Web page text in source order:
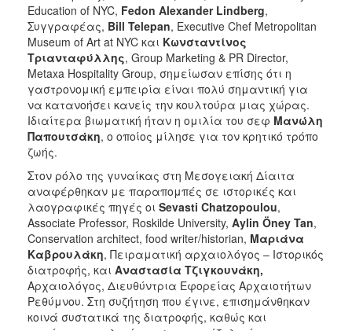
Education of NYC, Fedon Alexander Lindberg,
Συγγραφέας, Bill Telepan, Executive Chef Metropolitan
Museum of Art at NYC και Κωνσταντίνος
Τριανταφύλλης, Group Marketing & PR Director,
Metaxa Hospitality Group, σημείωσαν επίσης ότι η
γαστρονομική εμπειρία είναι πολύ σημαντική για
να κατανοήσει κανείς την κουλτούρα μιας χώρας.
Ιδιαίτερα βιωματική ήταν η ομιλία του σεφ Μανώλη
Παπουτσάκη, ο οποίος μίλησε για τον κρητικό τρόπο
ζωής.
Στον ρόλο της γυναίκας στη Μεσογειακή Δίαιτα
αναφέρθηκαν με παραπομπές σε ιστορικές και
λαογραφικές πηγές οι Sevasti Chatzopoulou,
Associate Professor, Roskilde University, Aylin Öney Tan,
Conservation architect, food writer/historian, Μαριάνα
Καβρουλάκη, Πειραματική αρχαιολόγος – Ιστορικός
διατροφής, και Αναστασία Τζιγκουνάκη,
Αρχαιολόγος, Διευθύντρια Εφορείας Αρχαιοτήτων
Ρεθύμνου. Στη συζήτηση που έγινε, επισημάνθηκαν
κοινά συστατικά της διατροφής, καθώς και